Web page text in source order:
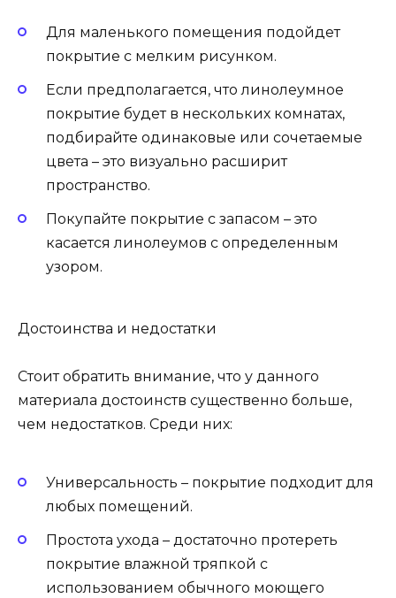
Для маленького помещения подойдет
покрытие с мелким рисунком.
Если предполагается, что линолеумное
покрытие будет в нескольких комнатах,
подбирайте одинаковые или сочетаемые
цвета – это визуально расширит
пространство.
Покупайте покрытие с запасом – это
касается линолеумов с определенным
узором.
Достоинства и недостатки
Стоит обратить внимание, что у данного
материала достоинств существенно больше,
чем недостатков. Среди них:
Универсальность – покрытие подходит для
любых помещений.
Простота ухода – достаточно протереть
покрытие влажной тряпкой с
использованием обычного моющего